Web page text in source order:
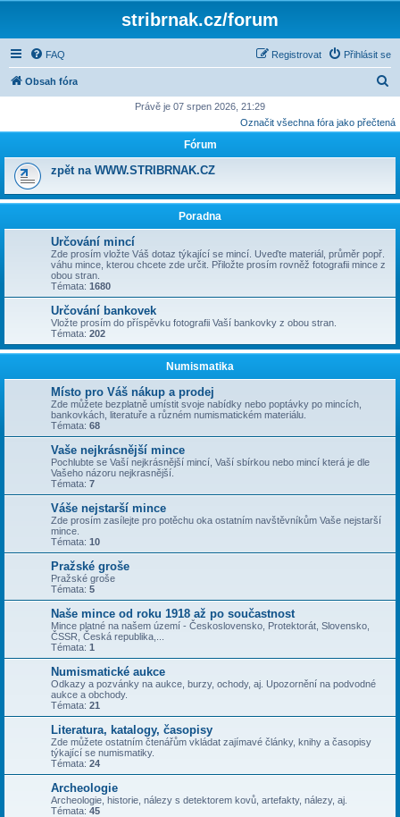
stribrnak.cz/forum
FAQ Přihlásit se
Registrovat
Obsah fóra
e
Právě je 07 srpen 2026, 21:29
Označit všechna fóra jako přečtená
Fórum
zpět na WWW.STRIBRNAK.CZ
Poradna
Určování mincí
Zde prosím vložte Váš dotaz týkající se mincí. Uveďte materiál, průměr popř.
váhu mince, kterou chcete zde určit. Přiložte prosím rovněž fotografii mince z
obou stran.
Témata: 1680
Určování bankovek
Vložte prosím do příspěvku fotografii Vaší bankovky z obou stran.
Témata: 202
Numismatika
Místo pro Váš nákup a prodej
Zde můžete bezplatně umístit svoje nabídky nebo poptávky po mincích,
bankovkách, literatuře a různém numismatickém materiálu.
Témata: 68
Vaše nejkrásnější mince
Pochlubte se Vaší nejkrásnější mincí, Vaší sbírkou nebo mincí která je dle
Vašeho názoru nejkrasnější.
Témata: 7
Váše nejstarší mince
Zde prosím zasílejte pro potěchu oka ostatním navštěvníkům Vaše nejstarší
mince.
Témata: 10
Pražské groše
Pražské groše
Témata: 5
Naše mince od roku 1918 až po součastnost
Mince platné na našem území - Československo, Protektorát, Slovensko,
ČSSR, Česká republika,...
Témata: 1
Numismatické aukce
Odkazy a pozvánky na aukce, burzy, ochody, aj. Upozornění na podvodné
aukce a obchody.
Témata: 21
Literatura, katalogy, časopisy
Zde můžete ostatním čtenářům vkládat zajímavé články, knihy a časopisy
týkající se numismatiky.
Témata: 24
Archeologie
Archeologie, historie, nálezy s detektorem kovů, artefakty, nálezy, aj.
Témata: 45